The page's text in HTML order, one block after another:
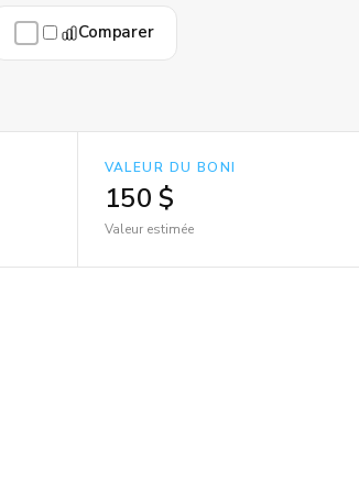
Comparer
VALEUR DU BONI
150 $
Valeur estimée